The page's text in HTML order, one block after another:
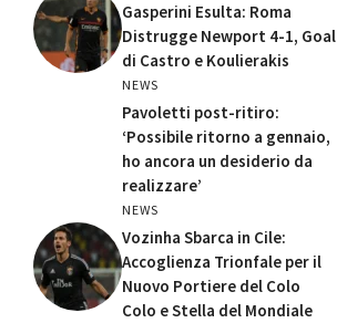
Gasperini Esulta: Roma
Distrugge Newport 4-1, Goal
di Castro e Koulierakis
NEWS
Pavoletti post-ritiro:
‘Possibile ritorno a gennaio,
ho ancora un desiderio da
realizzare’
NEWS
Vozinha Sbarca in Cile:
Accoglienza Trionfale per il
Nuovo Portiere del Colo
Colo e Stella del Mondiale